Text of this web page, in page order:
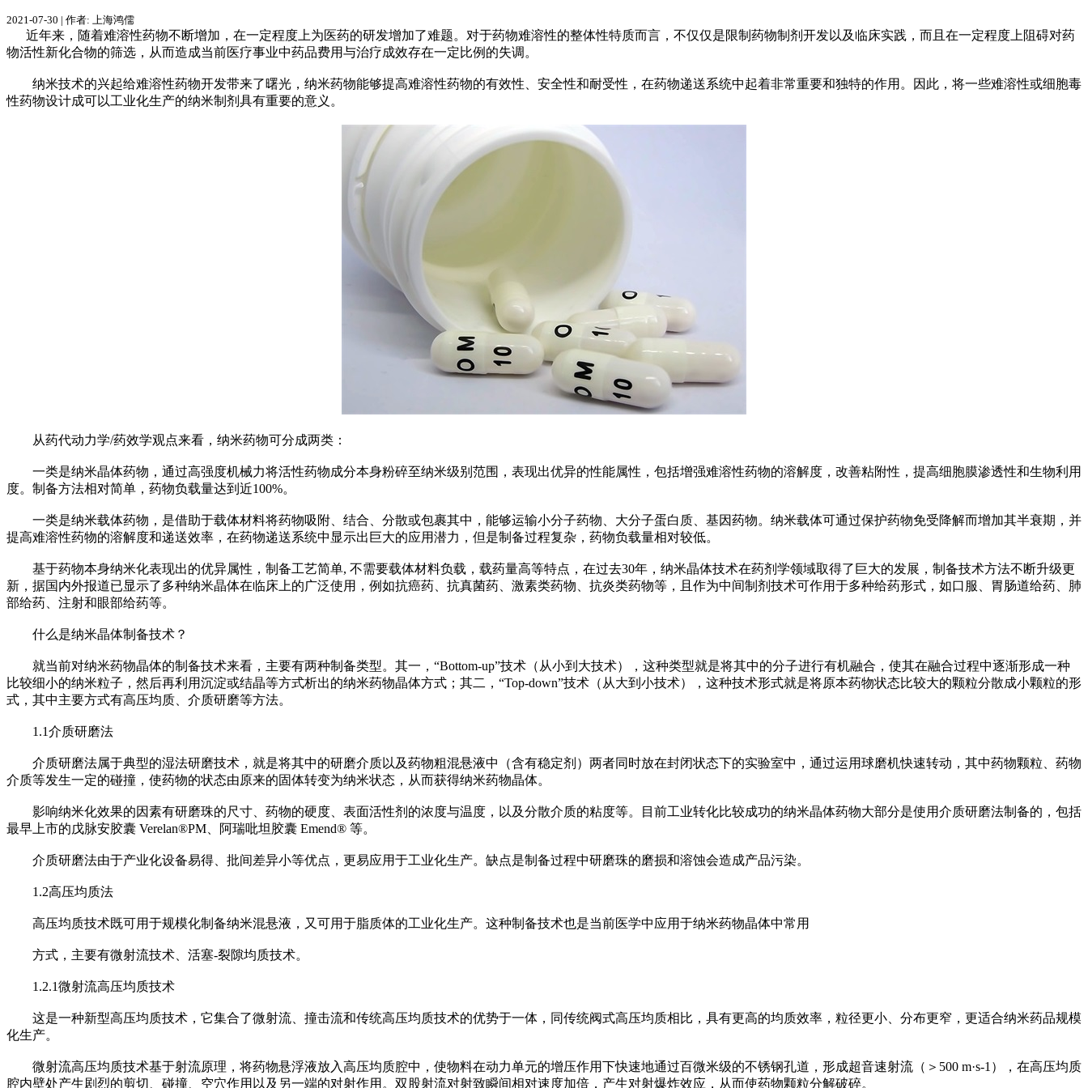
2021-07-30 | 作者: 上海鸿儒
近年来，随着难溶性药物不断增加，在一定程度上为医药的研发增加了难题。对于药物难溶性的整体性特质而言，不仅仅是限制药物制剂开发以及临床实践，而且在一定程度上阻碍对药
物活性新化合物的筛选，从而造成当前医疗事业中药品费用与治疗成效存在一定比例的失调。
纳米技术的兴起给难溶性药物开发带来了曙光，纳米药物能够提高难溶性药物的有效性、安全性和耐受性，在药物递送系统中起着非常重要和独特的作用。因此，将一些难溶性或细胞毒
性药物设计成可以工业化生产的纳米制剂具有重要的意义。
从药代动力学/药效学观点来看，纳米药物可分成两类：
一类是纳米晶体药物，通过高强度机械力将活性药物成分本身粉碎至纳米级别范围，表现出优异的性能属性，包括增强难溶性药物的溶解度，改善粘附性，提高细胞膜渗透性和生物利用
度。制备方法相对简单，药物负载量达到近100%。
一类是纳米载体药物，是借助于载体材料将药物吸附、结合、分散或包裹其中，能够运输小分子药物、大分子蛋白质、基因药物。纳米载体可通过保护药物免受降解而增加其半衰期，并
提高难溶性药物的溶解度和递送效率，在药物递送系统中显示出巨大的应用潜力，但是制备过程复杂，药物负载量相对较低。
基于药物本身纳米化表现出的优异属性，制备工艺简单, 不需要载体材料负载，载药量高等特点，在过去30年，纳米晶体技术在药剂学领域取得了巨大的发展，制备技术方法不断升级更
新，据国内外报道已显示了多种纳米晶体在临床上的广泛使用，例如抗癌药、抗真菌药、激素类药物、抗炎类药物等，且作为中间制剂技术可作用于多种给药形式，如口服、胃肠道给药、肺
部给药、注射和眼部给药等。
什么是纳米晶体制备技术？
就当前对纳米药物晶体的制备技术来看，主要有两种制备类型。其一，“Bottom-up”技术（从小到大技术），这种类型就是将其中的分子进行有机融合，使其在融合过程中逐渐形成一种
比较细小的纳米粒子，然后再利用沉淀或结晶等方式析出的纳米药物晶体方式；其二，“Top-down”技术（从大到小技术），这种技术形式就是将原本药物状态比较大的颗粒分散成小颗粒的形
式，其中主要方式有高压均质、介质研磨等方法。
1.1介质研磨法
介质研磨法属于典型的湿法研磨技术，就是将其中的研磨介质以及药物粗混悬液中（含有稳定剂）两者同时放在封闭状态下的实验室中，通过运用球磨机快速转动，其中药物颗粒、药物
介质等发生一定的碰撞，使药物的状态由原来的固体转变为纳米状态，从而获得纳米药物晶体。
影响纳米化效果的因素有研磨珠的尺寸、药物的硬度、表面活性剂的浓度与温度，以及分散介质的粘度等。目前工业转化比较成功的纳米晶体药物大部分是使用介质研磨法制备的，包括
最早上市的戊脉安胶囊 Verelan®PM、阿瑞吡坦胶囊 Emend® 等。
介质研磨法由于产业化设备易得、批间差异小等优点，更易应用于工业化生产。缺点是制备过程中研磨珠的磨损和溶蚀会造成产品污染。
1.2高压均质法
高压均质技术既可用于规模化制备纳米混悬液，又可用于脂质体的工业化生产。这种制备技术也是当前医学中应用于纳米药物晶体中常用
方式，主要有微射流技术、活塞-裂隙均质技术。
1.2.1微射流高压均质技术
这是一种新型高压均质技术，它集合了微射流、撞击流和传统高压均质技术的优势于一体，同传统阀式高压均质相比，具有更高的均质效率，粒径更小、分布更窄，更适合纳米药品规模
化生产。
微射流高压均质技术基于射流原理，将药物悬浮液放入高压均质腔中，使物料在动力单元的增压作用下快速地通过百微米级的不锈钢孔道，形成超音速射流（＞500 m·s-1），在高压均质
腔内壁处产生剧烈的剪切、碰撞、空穴作用以及另一端的对射作用。双股射流对射致瞬间相对速度加倍，产生对射爆炸效应，从而使药物颗粒分解破碎。